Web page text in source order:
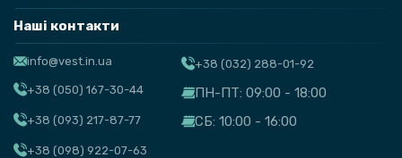
Наші контакти
info@vest.in.ua
+38 (050) 167-30-44
+38 (093) 217-87-77
+38 (098) 922-07-63
+38 (032) 288-01-92
ПН-ПТ: 09:00 - 18:00
СБ: 10:00 - 16:00